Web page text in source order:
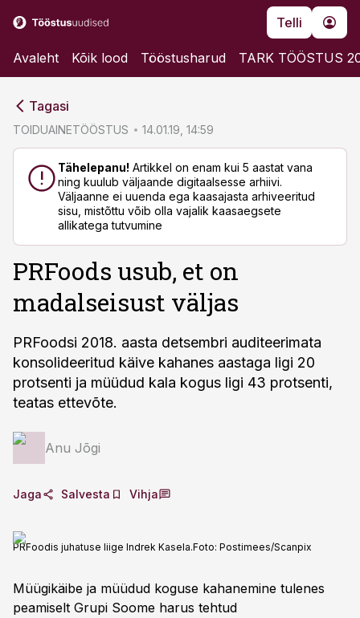
Telli
Avaleht Kõik lood Tööstusharud TARK TÖÖSTUS
Tagasi
TOIDUAINETÖÖSTUS 14.01.19, 14:59
Tähelepanu! Artikkel on enam kui 5 aastat vana
ning kuulub väljaande digitaalsesse arhiivi.
Väljaanne ei uuenda ega kaasajasta arhiveeritud
sisu, mistõttu võib olla vajalik kaasaegsete
allikatega tutvumine
PRFoods usub, et on
madalseisust väljas
PRFoodsi 2018. aasta detsembri auditeerimata
konsolideeritud käive kahanes aastaga ligi 20
protsenti ja müüdud kala kogus ligi 43 protsenti,
teatas ettevõte.
Anu Jõgi
Jaga Salvesta Vihja
PRFoodis juhatuse liige Indrek Kasela.Foto: Postimees/Scanpix
Müügikäibe ja müüdud koguse kahanemine tulenes
peamiselt Grupi Soome harus tehtud